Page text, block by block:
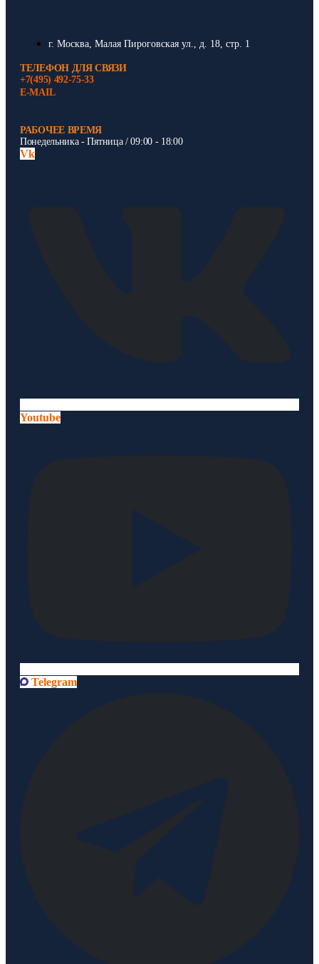
г. Москва, Малая Пироговская ул., д. 18, стр. 1
ТЕЛЕФОН ДЛЯ СВЯЗИ
+7(495) 492-75-33
E-MAIL
РАБОЧЕЕ ВРЕМЯ
Понедельника - Пятница / 09:00 - 18:00
Vk
Youtube
Telegram